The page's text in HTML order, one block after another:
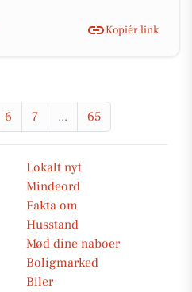
Kopiér link
6 7 ... 65
Lokalt nyt
Mindeord
Fakta om
Husstand
Mød dine naboer
Boligmarked
Biler